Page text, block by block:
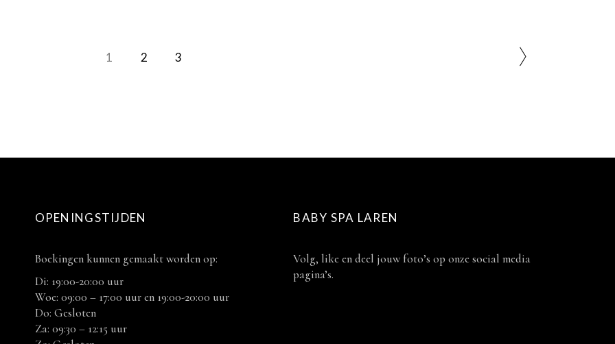
1 2 3
OPENINGSTIJDEN
Boekingen kunnen gemaakt worden op:
Di: 19:00-20:00 uur
Woe: 09:00 – 17:00 uur en 19:00-20:00 uur
Do: Gesloten
Za: 09:30 – 12:15 uur
BABY SPA LAREN
Volg, like en deel jouw foto’s op onze social media
pagina’s.